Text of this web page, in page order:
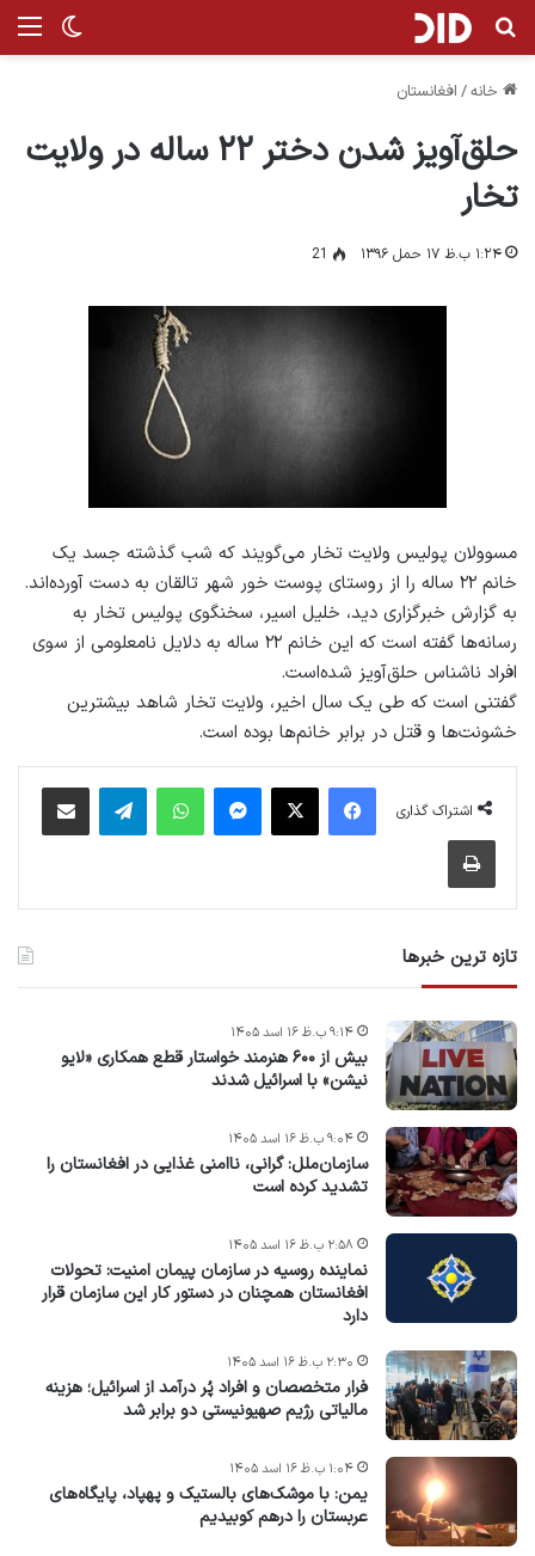
تغییر جستجو برای
خانه/ افغانستان
حلق‌آویز شدن دختر ۲۲ ساله در ولایت
تخار
۱:۲۴ ب.ظ ۱۷ حمل ۱۳۹۶ 21
مسوولان پولیس ولایت تخار می‌گویند که شب گذشته جسد یک
خانم ۲۲ ساله را از روستای پوست خور شهر تالقان به دست آورده‌اند.
به گزارش خبرگزاری دید، خلیل اسیر، سخنگوی پولیس تخار به
رسانه‌ها گفته است که این خانم ۲۲ ساله به دلایل نامعلومی از سوی
افراد ناشناس حلق‌آویز شده‌است.
گفتنی است که طی یک سال اخیر، ولایت تخار شاهد بیشترین
خشونت‌ها و قتل در برابر خانم‌ها بوده است.
اشتراک گذاری
فیس بوک پیام رسان واتس آپ
تازه ترین خبرها
بیش از ۶۰۰ هنرمند خواستار قطع همکاری «لایو
نیشن» با اسرائیل شدند
۹:۱۴ ب.ظ ۱۶ اسد ۱۴۰۵
سازمان‌ملل: گرانی، ناامنی غذایی در افغانستان را
تشدید کرده است
۹:۰۴ ب.ظ ۱۶ اسد ۱۴۰۵
نماینده روسیه در سازمان پیمان امنیت: تحولات
افغانستان همچنان در دستور کار این سازمان قرار
دارد
۲:۵۸ ب.ظ ۱۶ اسد ۱۴۰۵
فرار متخصصان و افراد پُر درآمد از اسرائیل؛ هزینه
مالیاتی رژیم صهیونیستی دو برابر شد
۲:۳۰ ب.ظ ۱۶ اسد ۱۴۰۵
یمن: با موشک‌های بالستیک و پهپاد، پایگاه‌های
عربستان را درهم کوبیدیم
۱:۰۴ ب.ظ ۱۶ اسد ۱۴۰۵